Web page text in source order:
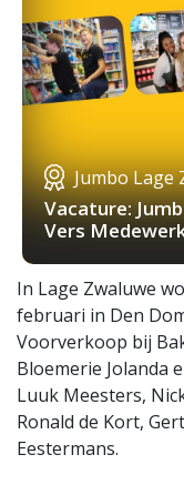
Jumbo Lage
Vacature:
Vers
In Lage Zwaluwe
februari in Den
Voorverkoop bij
Bloemerie Jolanda
Luuk Meesters,
Ronald de Kort,
Eestermans.